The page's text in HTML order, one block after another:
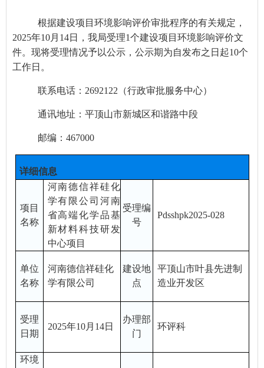
根据建设项目环境影响评价审批程序的有关规定，
2025年10月 14日，我局受理1个建设项目环境影响评价文
件。现将受理情况予以公示，公示期为自发布之日起10个
工作日 。
联系电话： 2692122 （行政审批服务中心）
通讯地址：平顶山市新城区和谐路中段
邮编： 467000
详细信息
项目
名称
河南德信祥硅化
学有限公司河南
省高端化学品基
新材料科技研发
中心项目
受理编
号
Pdsshpk2025-028
单位
名称
河南德信祥硅化
学有限公司
建设地
点
平顶山市叶县先进制
造业开发区
受理
日期
2025年10月 14日
办理部
门
环评科
环境